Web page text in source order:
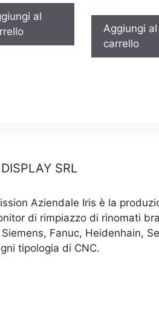
al
Aggiungi al
carrello
SRL
Aziendale Iris è la
di rimpiazzo di rinomati
Fanuc, Heidenhain,
tipologia di CNC.